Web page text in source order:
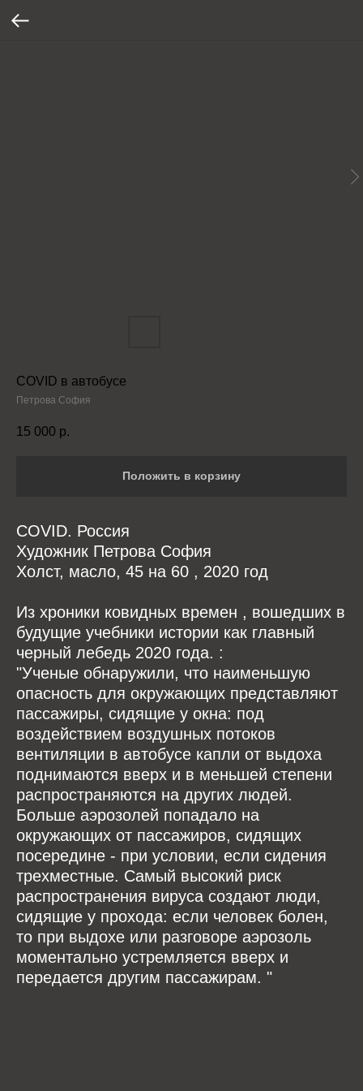
COVID в автобусе
Петрова София
15 000 р.
Положить в корзину
COVID. Россия
Художник Петрова София
Холст, масло, 45 на 60 , 2020 год
Из хроники ковидных времен , вошедших в
будущие учебники истории как главный
черный лебедь 2020 года. :
"Ученые обнаружили, что наименьшую
опасность для окружающих представляют
пассажиры, сидящие у окна: под
воздействием воздушных потоков
вентиляции в автобусе капли от выдоха
поднимаются вверх и в меньшей степени
распространяются на других людей.
Больше аэрозолей попадало на
окружающих от пассажиров, сидящих
посередине - при условии, если сидения
трехместные. Самый высокий риск
распространения вируса создают люди,
сидящие у прохода: если человек болен,
то при выдохе или разговоре аэрозоль
моментально устремляется вверх и
передается другим пассажирам. "